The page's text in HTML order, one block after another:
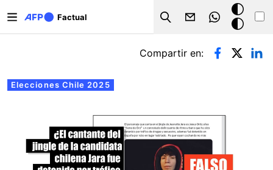
Factual
Search
Modo
oscuro
Solapas principales
Elecciones Chile 2025
Compartir en: